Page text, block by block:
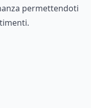
permettendoti